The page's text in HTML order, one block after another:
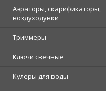
Аэраторы, скарификаторы,
воздуходувки
Триммеры
Ключи свечные
Кулеры для воды